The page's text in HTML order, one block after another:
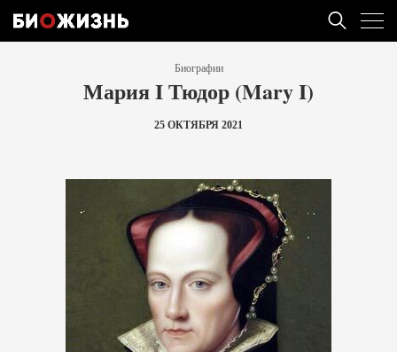
Биографии
Мария I Тюдор (Mary I)
25 ОКТЯБРЯ 2021